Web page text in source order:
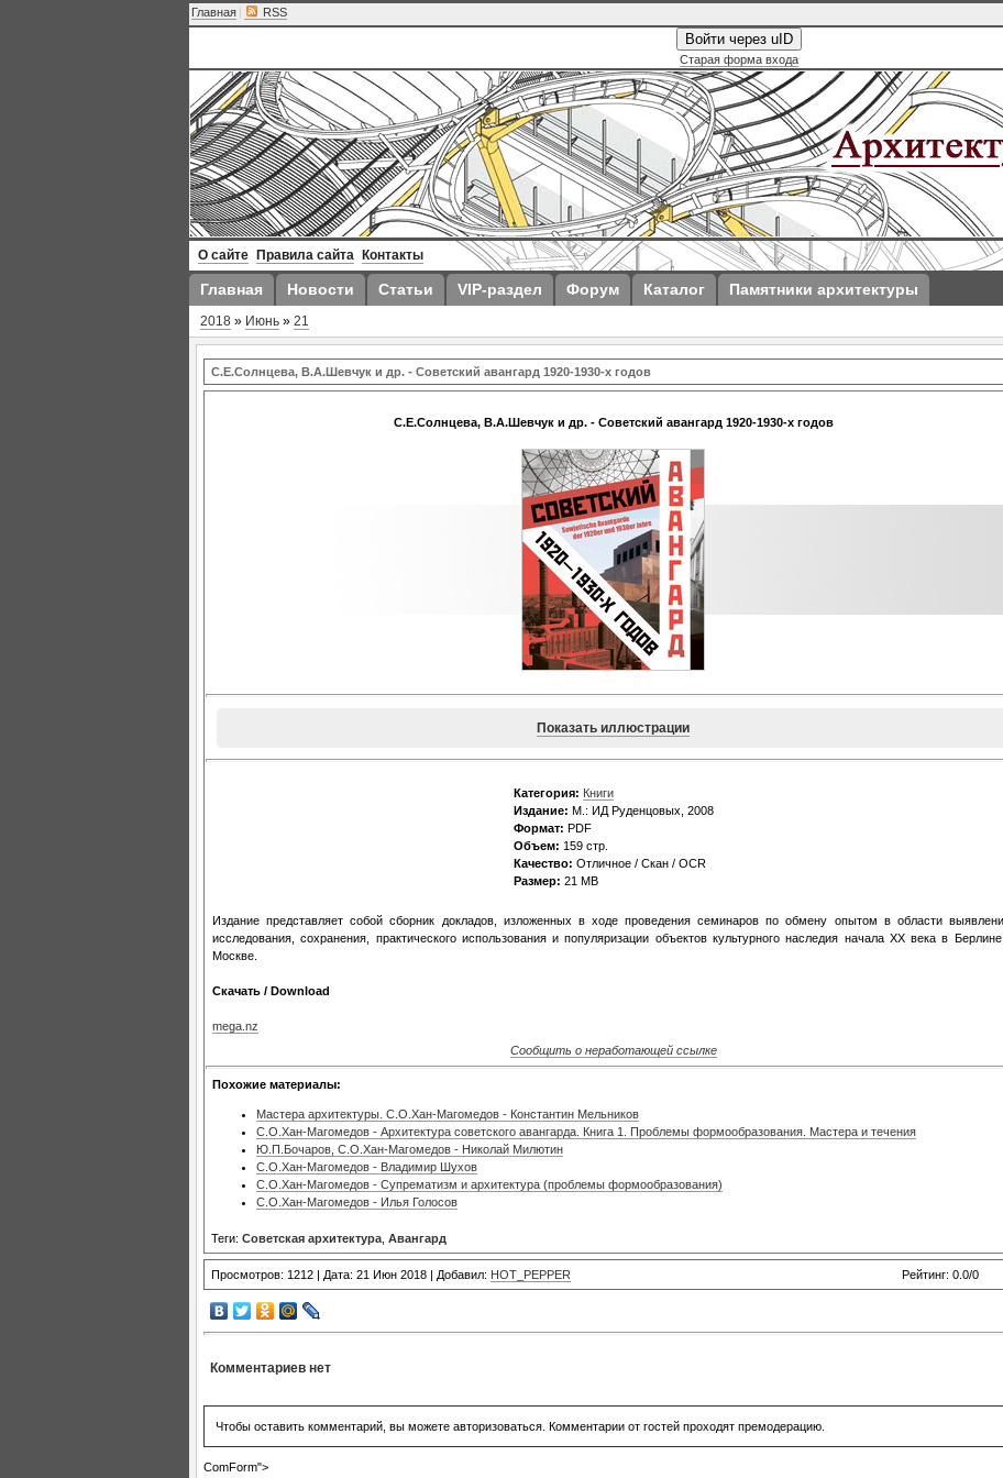
Главная | RSS
Войти через uID
Старая форма входа
О сайте Правила сайта Контакты
Главная Новости Статьи VIP-раздел Форум Каталог Памятники архитектуры
2018 » Июнь » 21
С.Е.Солнцева, В.А.Шевчук и др. - Советский авангард 1920-1930-х годов
С.Е.Солнцева, В.А.Шевчук и др. - Советский авангард 1920-1930-х годов
Показать иллюстрации
Категория: Книги
Издание: М.: ИД Руденцовых, 2008
Формат: PDF
Объем: 159 стр.
Качество: Отличное / Скан / OCR
Размер: 21 MB
Издание представляет собой сборник докладов, изложенных в ходе проведения семинаров по обмену опытом в области
исследования, сохранения, практического использования и популяризации объектов культурного наследия начала XX века в
Москве.
Скачать / Download
mega.nz
Сообщить о неработающей ссылке
Похожие материалы:
Мастера архитектуры. С.О.Хан-Магомедов - Константин Мельников
С.О.Хан-Магомедов - Архитектура советского авангарда. Книга 1. Проблемы формообразования. Мастера и течения
Ю.П.Бочаров, С.О.Хан-Магомедов - Николай Милютин
С.О.Хан-Магомедов - Владимир Шухов
С.О.Хан-Магомедов - Супрематизм и архитектура (проблемы формообразования)
С.О.Хан-Магомедов - Илья Голосов
Теги: Советская архитектура Авангард
Просмотров: 1212 | Дата: 21 Июн 2018 | Добавил: HOT_PEPPER Рейтинг: 0.0/0
Комментариев нет
Чтобы оставить комментарий, вы можете авторизоваться. Комментарии от гостей проходят премодерацию.
ComForm">